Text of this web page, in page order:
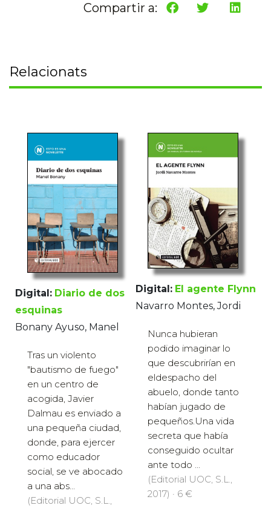
Compartir a:
Relacionats
Digital: Diario de dos
esquinas
Bonany Ayuso, Manel
Tras un violento
"bautismo de fuego"
en un centro de
acogida, Javier
Dalmau es enviado a
una pequeña ciudad,
donde, para ejercer
como educador
social, se ve abocado
a una abs...
(Editorial UOC, S.L.,
Digital: El agente Flynn
Navarro Montes, Jordi
Nunca hubieran
podido imaginar lo
que descubrirían en
eldespacho del
abuelo, donde tanto
habían jugado de
pequeños.Una vida
secreta que había
conseguido ocultar
ante todo ...
(Editorial UOC, S.L.,
2017) · 6 €